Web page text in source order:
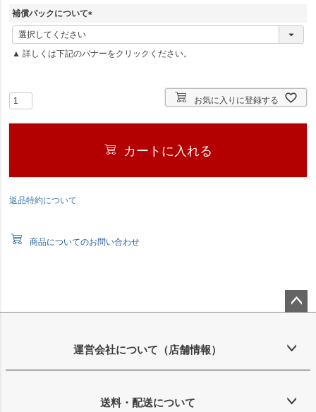
補償パックについて
(
必
須
▲ 詳しくは下記のバナーをクリックください。
お気に入りに登録する
カートに入れる
返品特約について
商品についてのお問い合わせ
ップ
運営会社について（店舗情報）
送料・配送について